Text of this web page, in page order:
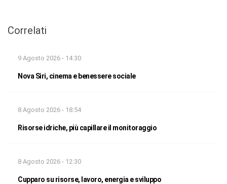
Correlati
9 Agosto 2026 - 14:30
Nova Siri, cinema e benessere sociale
8 Agosto 2026 - 18:54
Risorse idriche, più capillare il monitoraggio
8 Agosto 2026 - 12:30
Cupparo su risorse, lavoro, energia e sviluppo